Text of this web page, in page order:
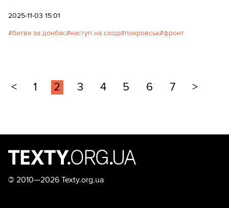
2025-11-03 15:01
битва за донбас наступ на сході покровськ фронт
< 1 2 3 4 5 6 7 >
© 2010—2026 Texty.org.ua